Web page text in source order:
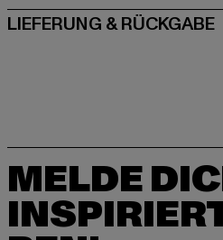
LIEFERUNG & RÜCKGABE
MELDE